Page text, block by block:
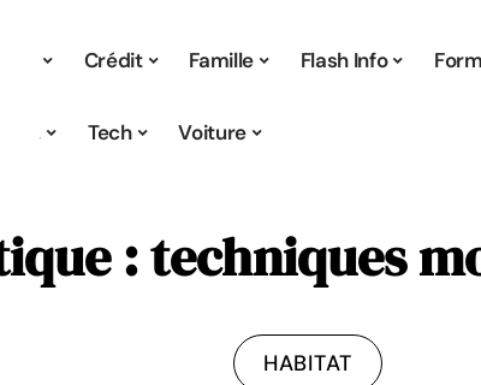
Crédit Famille Flash Info
Tech Voiture
: techniques
HABITAT